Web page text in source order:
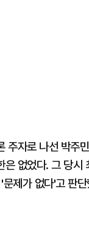
주자로 나선 박주
은 없었다. 그 당시
제가 없다'고 판